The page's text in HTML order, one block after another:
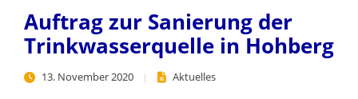
Auftrag zur Sanierung der
Trinkwasserquelle in Hohberg
13. November 2020 Aktuelles